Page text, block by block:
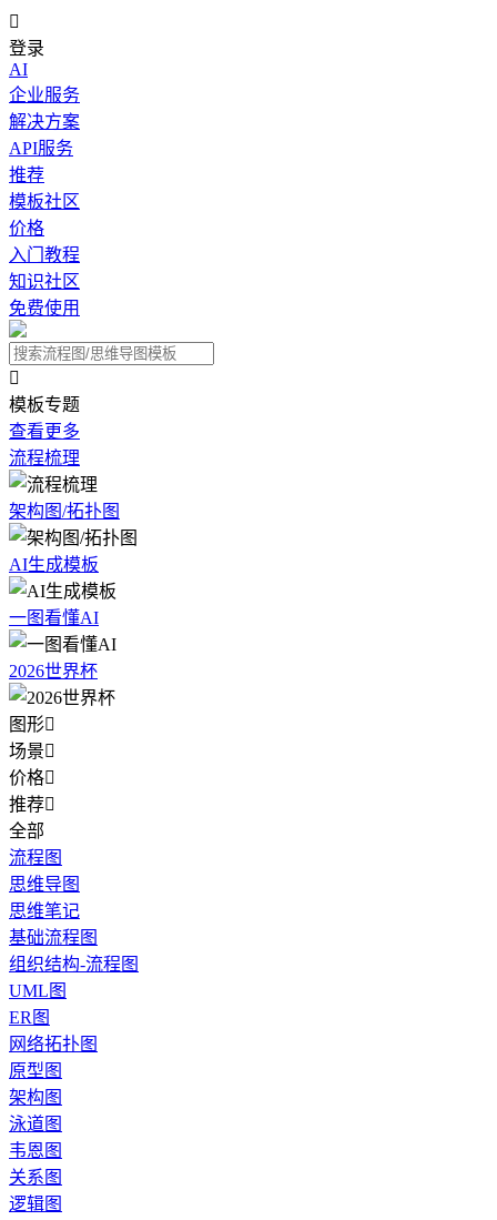

登录
AI
企业服务
解决方案
API服务
推荐
模板社区
价格
入门教程
知识社区
免费使用

模板专题
查看更多
流程梳理
架构图/拓扑图
AI生成模板
一图看懂AI
2026世界杯
图形
场景
价格
推荐
全部
流程图
思维导图
思维笔记
基础流程图
组织结构-流程图
UML图
ER图
网络拓扑图
原型图
架构图
泳道图
韦恩图
关系图
逻辑图